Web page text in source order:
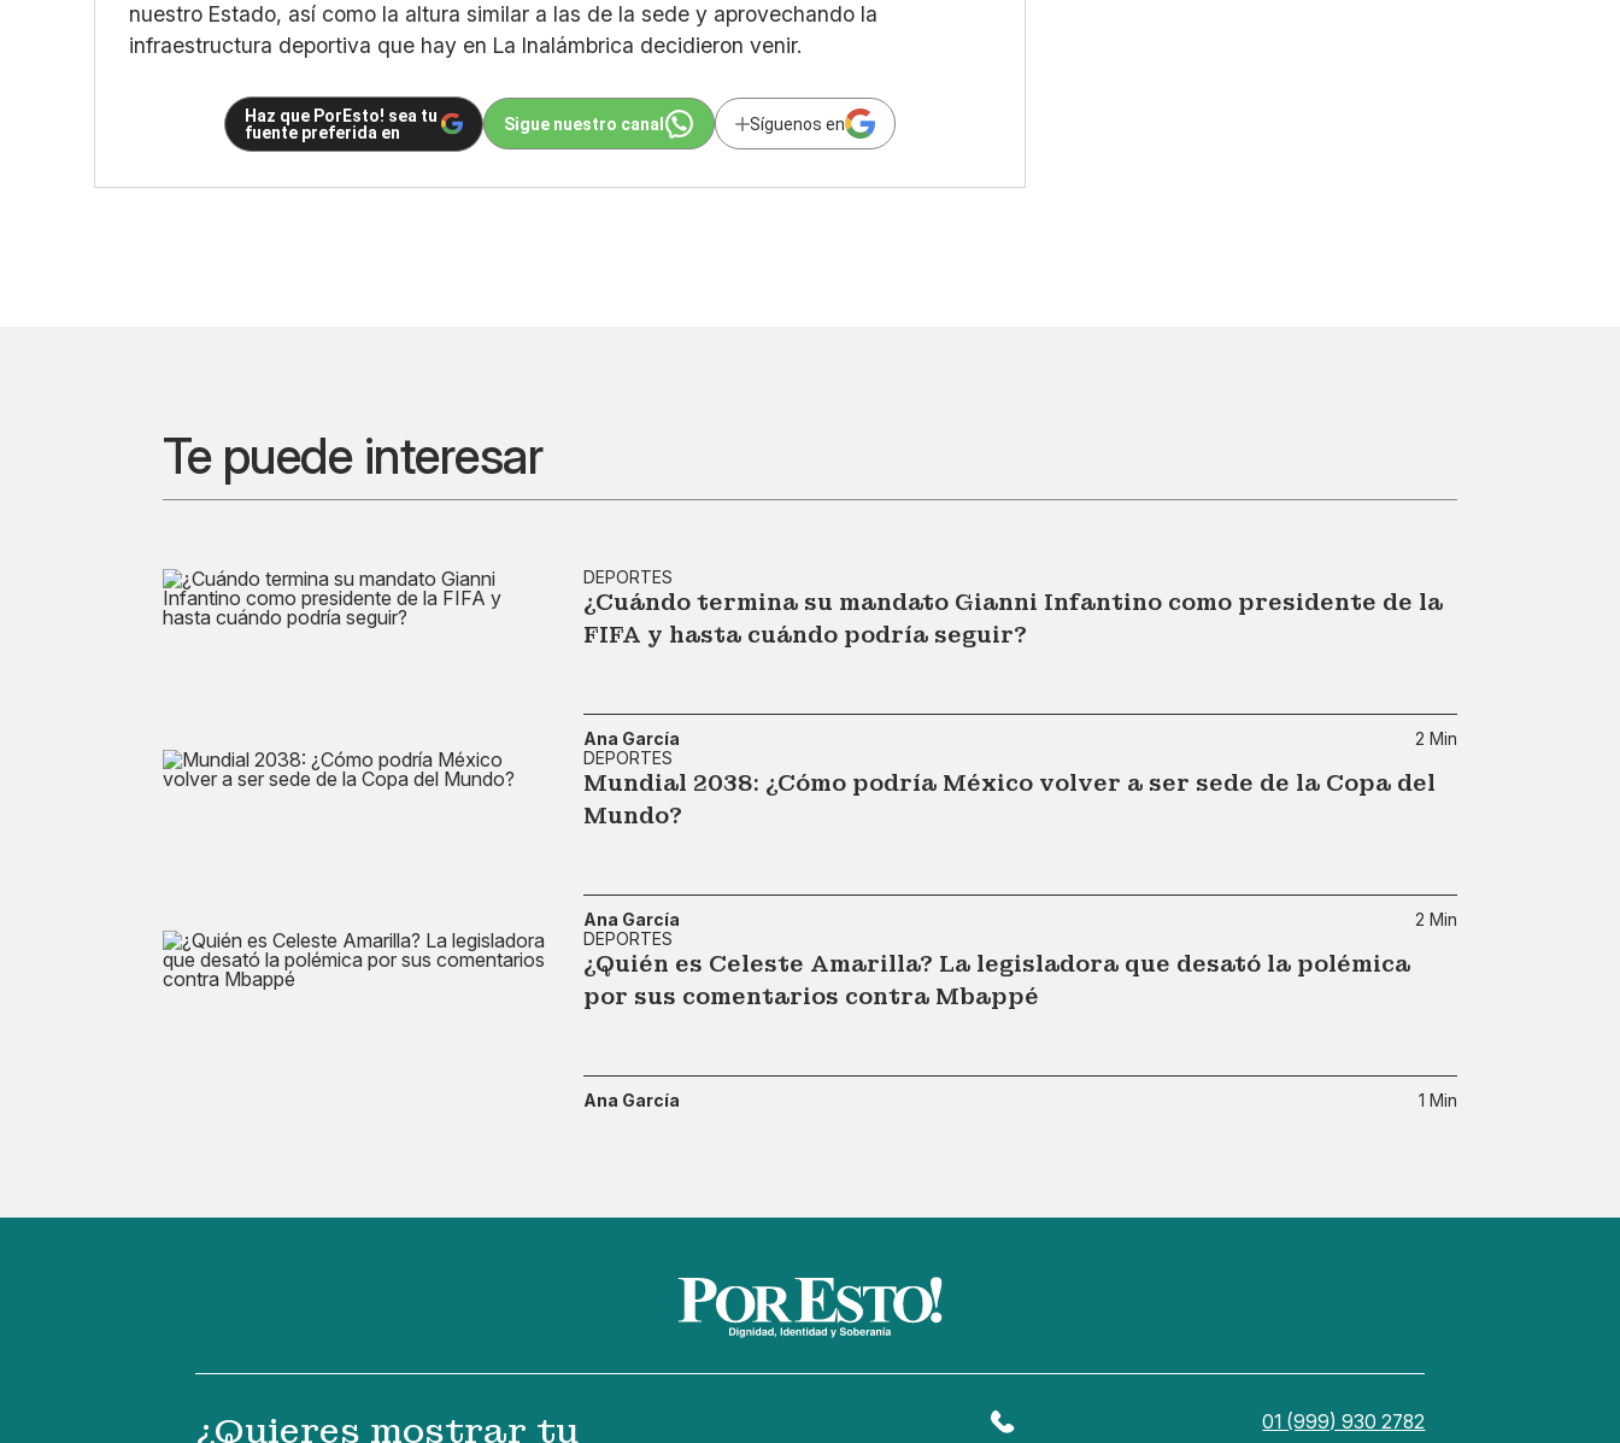
nuestro Estado, así como la altura similar a las de la sede y aprovechando la
infraestructura deportiva que hay en La Inalámbrica decidieron venir.
Haz que PorEsto! sea tu
fuente preferida en
Sigue nuestro canal Síguenos en
Te puede interesar
DEPORTES
¿Cuándo termina su mandato Gianni Infantino como presidente de la
FIFA y hasta cuándo podría seguir?
Ana García
2 Min
DEPORTES
Mundial 2038: ¿Cómo podría México volver a ser sede de la Copa del
Mundo?
Ana García
2 Min
DEPORTES
¿Quién es Celeste Amarilla? La legisladora que desató la polémica
por sus comentarios contra Mbappé
Ana García 1 Min
¿Quieres mostrar tu 01 (999) 930 2782